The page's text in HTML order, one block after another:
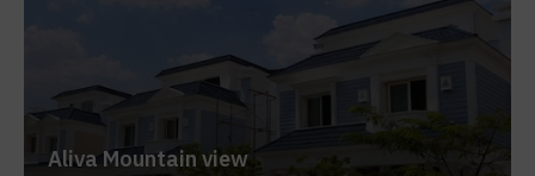
Aliva Mountain view